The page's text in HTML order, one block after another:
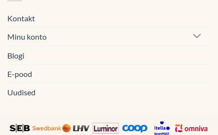
Kontakt
Minu konto
Blogi
E-pood
Uudised